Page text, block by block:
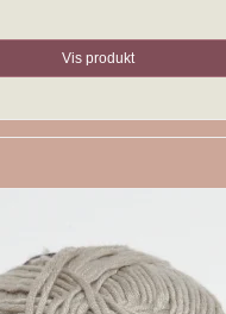
Vis produkt